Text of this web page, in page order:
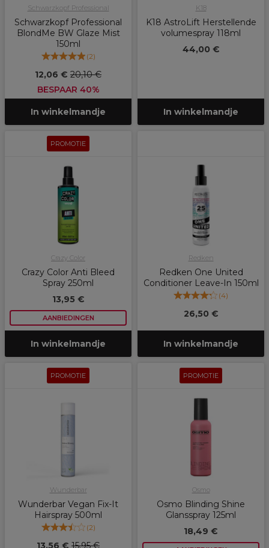
Schwarzkopf Professional
Schwarzkopf Professional
BlondMe BW Glaze Mist
150ml
(2)
12,06 € 20,10 €
BESPAAR 40%
In winkelmandje
K18
K18 AstroLift Herstellende
volumespray 118ml
44,00 €
In winkelmandje
PROMOTIE
Crazy Color
Crazy Color Anti Bleed
Spray 250ml
13,95 €
AANBIEDINGEN
In winkelmandje
Redken
Redken One United
Conditioner Leave-In 150ml
(4)
26,50 €
In winkelmandje
PROMOTIE
Wunderbar
Wunderbar Vegan Fix-It
Hairspray 500ml
(2)
13,56 € 15,95 €
PROMOTIE
Osmo
Osmo Blinding Shine
Glansspray 125ml
18,49 €